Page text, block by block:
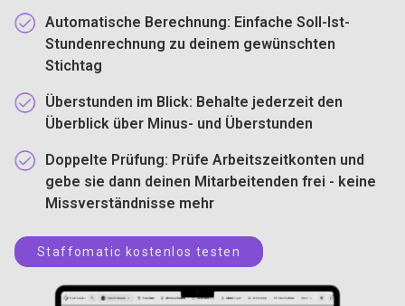
Automatische Berechnung: Einfache Soll-Ist-
Stundenrechnung zu deinem gewünschten
Stichtag
Überstunden im Blick: Behalte jederzeit den
Überblick über Minus- und Überstunden
Doppelte Prüfung: Prüfe Arbeitszeitkonten und
gebe sie dann deinen Mitarbeitenden frei - keine
Missverständnisse mehr
Staffomatic kostenlos testen